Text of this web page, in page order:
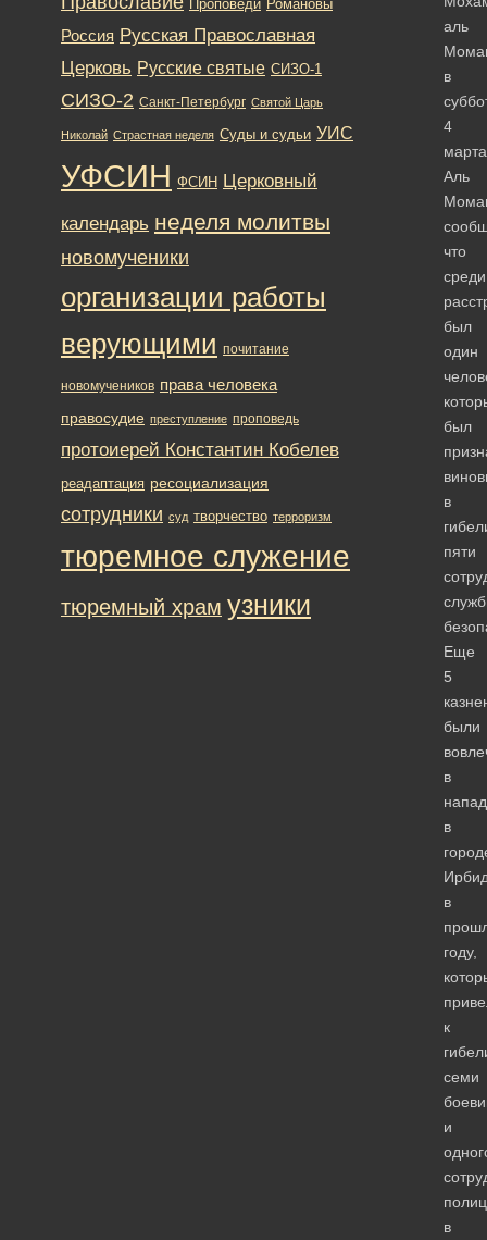
аль
в
4
Аль
что
среди
был
один
был
в
пяти
Еще
5
были
в
в
в
году,
к
семи
и
в
Проповеди Романовы
Россия Русская Православная
Церковь Русские святые СИЗО-1
СИЗО-2 Санкт-Петербург Святой Царь
Николай Страстная неделя Суды и судьи УИС
УФСИН ФСИН Церковный
календарь неделя молитвы
новомученики
организации работы
верующими почитание
новомучеников права человека
правосудие преступление проповедь
протоиерей Константин Кобелев
реадаптация ресоциализация
сотрудники суд творчество терроризм
тюремное служение
тюремный храм узники